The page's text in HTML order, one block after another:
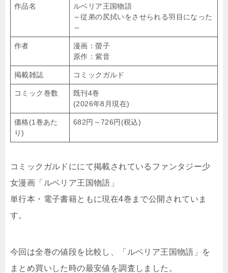
作品名
ルベリア王国物語
～従弟の尻拭いをさせられる羽目になった
～
作者
漫画：螢子
原作：紫音
掲載雑誌 コミックガルド
コミック巻数
既刊4巻
(2026年8月現在)
価格(1巻あた
り)
682円～726円(税込)
コミックガルドににて掲載されているファンタジー少
女漫画「ルベリア王国物語」
単行本・電子書籍ともに現在4巻まで公開されていま
す。
今回は全巻の値段を比較し、「ルベリア王国物語」を
まとめ買いした時の最安値を調査しました。